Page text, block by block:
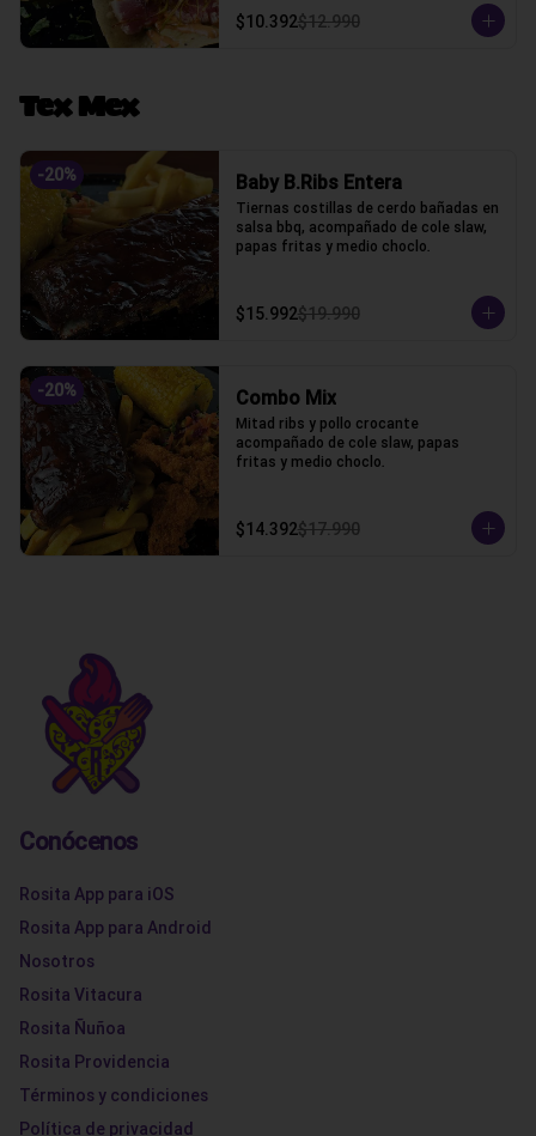
$10.392$12.990
Tex Mex
-20% Baby B.Ribs Entera
Tiernas costillas de cerdo bañadas en
salsa bbq, acompañado de cole slaw,
papas fritas y medio choclo.
$15.992$19.990
-20% Combo Mix
Mitad ribs y pollo crocante
acompañado de cole slaw, papas
fritas y medio choclo.
$14.392$17.990
Conócenos
Rosita App para iOS
Rosita App para Android
Nosotros
Rosita Vitacura
Rosita Ñuñoa
Rosita Providencia
Términos y condiciones
Política de privacidad